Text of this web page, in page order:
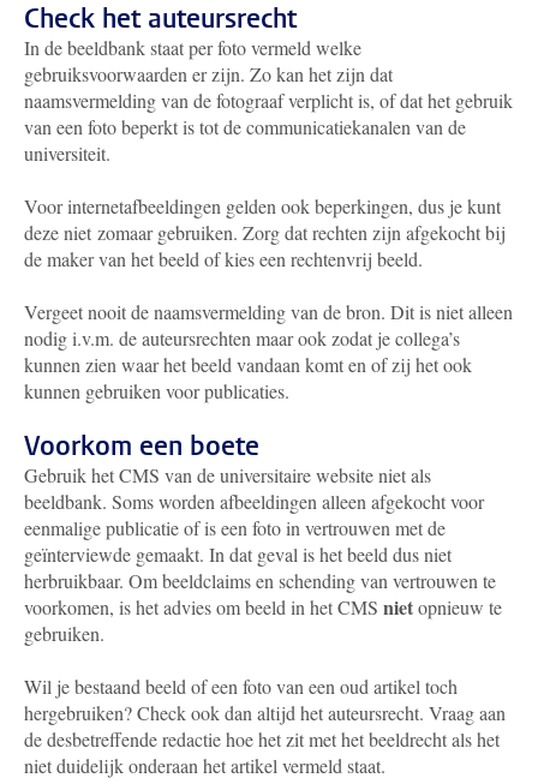
Check het auteursrecht
In de beeldbank staat per foto vermeld welke
gebruiksvoorwaarden er zijn. Zo kan het zijn dat
naamsvermelding van de fotograaf verplicht is, of dat het gebruik
van een foto beperkt is tot de communicatiekanalen van de
universiteit.
Voor internetafbeeldingen gelden ook beperkingen, dus je kunt
deze niet zomaar gebruiken. Zorg dat rechten zijn afgekocht bij
de maker van het beeld of kies een rechtenvrij beeld.
Vergeet nooit de naamsvermelding van de bron. Dit is niet alleen
nodig i.v.m. de auteursrechten maar ook zodat je collega’s
kunnen zien waar het beeld vandaan komt en of zij het ook
kunnen gebruiken voor publicaties.
Voorkom een boete
Gebruik het CMS van de universitaire website niet als
beeldbank. Soms worden afbeeldingen alleen afgekocht voor
eenmalige publicatie of is een foto in vertrouwen met de
geïnterviewde gemaakt. In dat geval is het beeld dus niet
herbruikbaar. Om beeldclaims en schending van vertrouwen te
voorkomen, is het advies om beeld in het CMS nietopnieuw te
gebruiken.
Wil je bestaand beeld of een foto van een oud artikel toch
hergebruiken? Check ook dan altijd het auteursrecht. Vraag aan
de desbetreffende redactie hoe het zit met het beeldrecht als het
niet duidelijk onderaan het artikel vermeld staat.